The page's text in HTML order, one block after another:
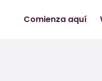
Comienza aquí